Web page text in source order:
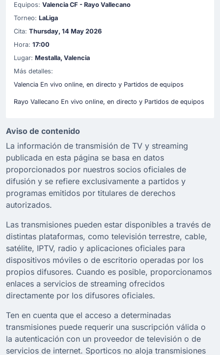
Equipos: Valencia CF - Rayo Vallecano
Torneo: LaLiga
Cita: Thursday, 14 May 2026
Hora: 17:00
Lugar: Mestalla, Valencia
Más detalles:
Valencia En vivo online, en directo y Partidos de equipos
Rayo Vallecano En vivo online, en directo y Partidos de equipos
Aviso de contenido
La información de transmisión de TV y streaming
publicada en esta página se basa en datos
proporcionados por nuestros socios oficiales de
difusión y se refiere exclusivamente a partidos y
programas emitidos por titulares de derechos
autorizados.
Las transmisiones pueden estar disponibles a través de
distintas plataformas, como televisión terrestre, cable,
satélite, IPTV, radio y aplicaciones oficiales para
dispositivos móviles o de escritorio operadas por los
propios difusores. Cuando es posible, proporcionamos
enlaces a servicios de streaming ofrecidos
directamente por los difusores oficiales.
Ten en cuenta que el acceso a determinadas
transmisiones puede requerir una suscripción válida o
la autenticación con un proveedor de televisión o de
servicios de internet. Sporticos no aloja transmisiones